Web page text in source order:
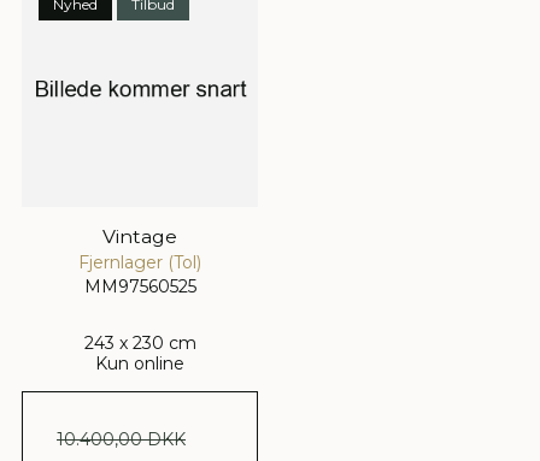
Nyhed Tilbud
Vintage
Fjernlager (Tol)
MM97560525
243 x 230 cm
Kun online
10.400,00 DKK